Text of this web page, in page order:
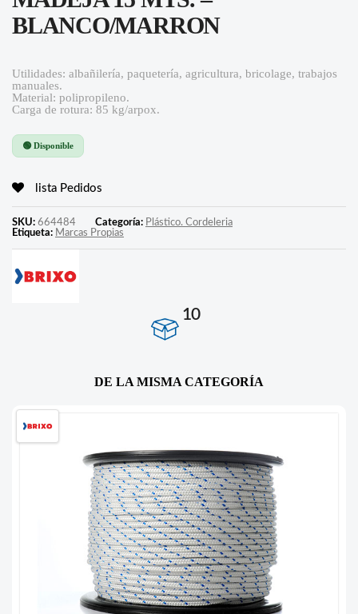
BLANCO/MARRON
Utilidades: albañilería, paquetería, agricultura, bricolage, trabajos
manuales.
Material: polipropileno.
Carga de rotura: 85 kg/arpox.
🟢 Disponible
lista Pedidos
SKU: 664484 Categoría: Plástico. Cordeleria
Etiqueta: Marcas Propias
10
DE LA MISMA CATEGORÍA